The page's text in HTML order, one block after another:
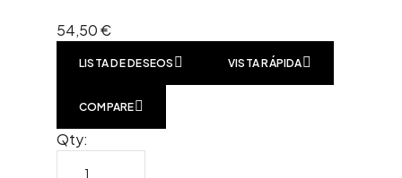
54,50€
LISTA DE DESEOS VISTA RÁPIDA
COMPARE
Qty: